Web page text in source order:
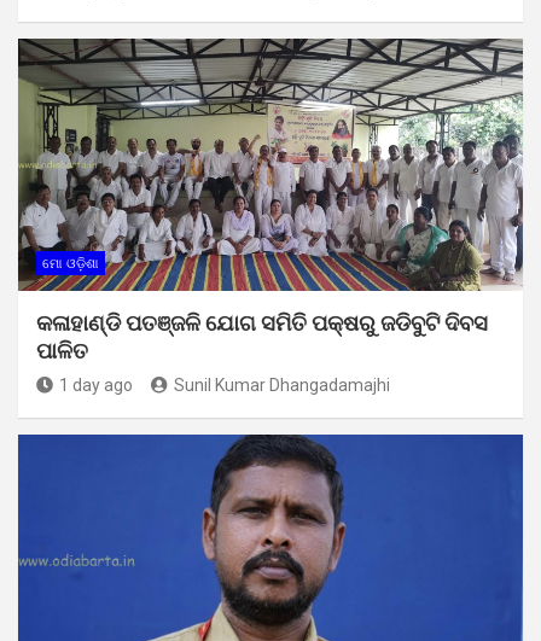
ମୋ ଓଡ଼ିଶା
କଳାହାଣ୍ଡି ପତଞ୍ଜଳି ଯୋଗ ସମିତି ପକ୍ଷରୁ ଜଡିବୁଟି ଦିବସ
ପାଳିତ
1 day ago Sunil Kumar Dhangadamajhi